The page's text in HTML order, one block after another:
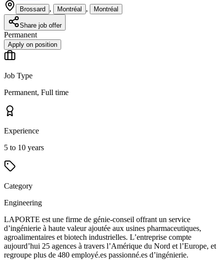
Brossard , Montréal , Montréal
Share job offer
Permanent
Apply on position
Job Type
Permanent, Full time
Experience
5 to 10 years
Category
Engineering
LAPORTE est une firme de génie-conseil offrant un service
d’ingénierie à haute valeur ajoutée aux usines pharmaceutiques,
agroalimentaires et biotech industrielles. L’entreprise compte
aujourd’hui 25 agences à travers l’Amérique du Nord et l’Europe, et
regroupe plus de 480 employé.es passionné.es d’ingénierie.